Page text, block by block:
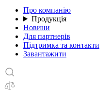
Про компанію
Продукція
Новини
Для партнерів
Підтримка та контакти
Завантажити